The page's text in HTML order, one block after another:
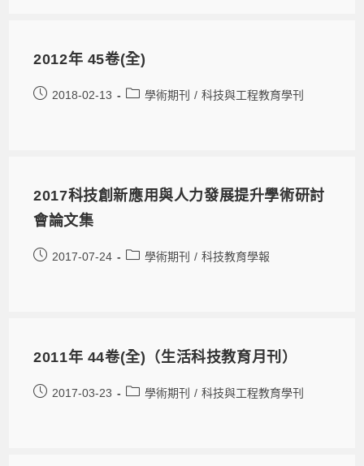
2012年 45卷(全)
2018-02-13 學術期刊 / 科技與工程教育學刊
2017科技創新應用與人力發展提升學術研討
會論文集
2017-07-24 學術期刊 / 科技教育學報
2011年 44卷(全)（生活科技教育月刊）
2017-03-23 學術期刊 / 科技與工程教育學刊